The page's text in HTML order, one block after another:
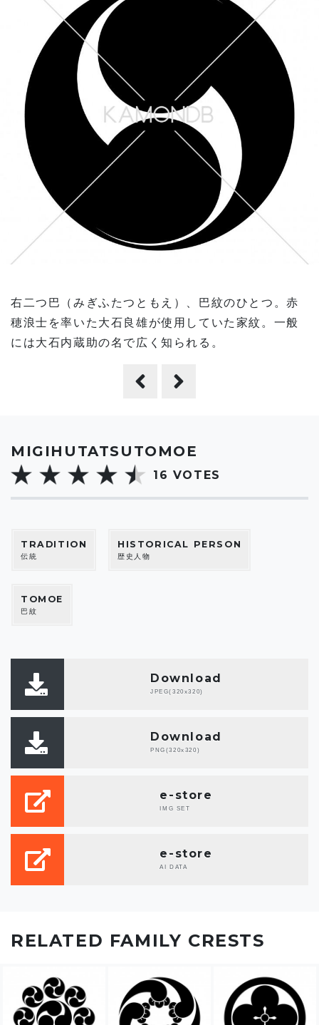
MIGIHUTATSUTOMOE
16 VOTES
TRADITION
伝統
HISTORICAL PERSON
歴史人物
TOMOE
巴紋
Download
JPEG(320x320)
Download
PNG(320x320)
e-store
IMG SET
e-store
AI DATA
右二つ巴（みぎふたつともえ）、巴紋のひとつ。赤
穂浪士を率いた大石良雄が使用していた家紋。一般
には大石内蔵助の名で広く知られる。
RELATED FAMILY CRESTS